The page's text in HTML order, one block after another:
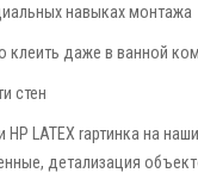
навыках монтажа
клеить даже в ванной
стен
LATEX rартинка на
детализация